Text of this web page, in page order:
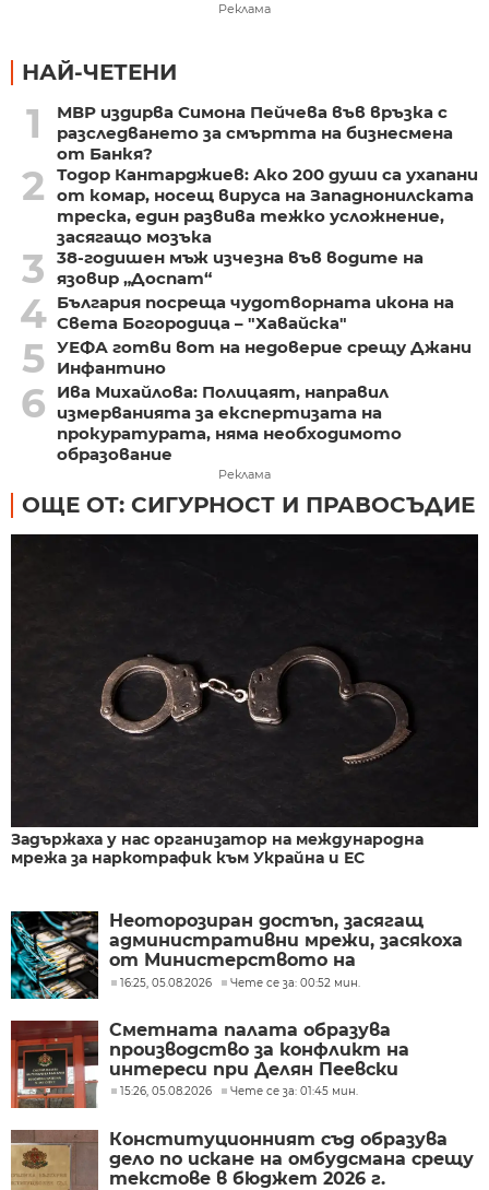
Реклама
НАЙ-ЧЕТЕНИ
1
МВР издирва Симона Пейчева във връзка с
разследването за смъртта на бизнесмена
от Банкя?
2
Тодор Кантарджиев: Ако 200 души са ухапани
от комар, носещ вируса на Западнонилската
треска, един развива тежко усложнение,
засягащо мозъка
3
38-годишен мъж изчезна във водите на
язовир „Доспат“
4 България посреща чудотворната икона на
Света Богородица – "Хавайска"
5 УЕФА готви вот на недоверие срещу Джани
Инфантино
6
Ива Михайлова: Полицаят, направил
измерванията за експертизата на
прокуратурата, няма необходимото
образование
Реклама
ОЩЕ ОТ: СИГУРНОСТ И ПРАВОСЪДИЕ
Задържаха у нас организатор на международна
мрежа за наркотрафик към Украйна и ЕС
Неоторозиран достъп, засягащ
административни мрежи, засякоха
от Министерството на
иновациите
16:25, 05.08.2026 Чете се за: 00:52 мин.
Сметната палата образува
производство за конфликт на
интереси при Делян Пеевски
15:26, 05.08.2026 Чете се за: 01:45 мин.
Конституционният съд образува
дело по искане на омбудсмана срещу
текстове в бюджет 2026 г.